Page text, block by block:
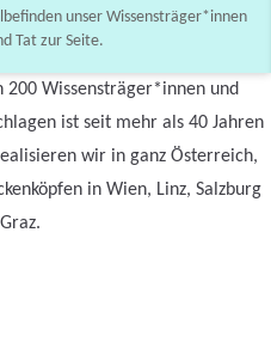
unser Wissensträger*innen
Tat zur Seite.
200 Wissensträger*innen und
ist seit mehr als 40 Jahren
wir in ganz Österreich,
in Wien, Linz, Salzburg